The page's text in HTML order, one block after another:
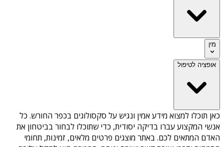
מין
אופציה לטיפול
כאן תוכלו למצוא מידע אמין ונגיש על סקסולוגים בכפר החורש. כל
אנשי המקצוע עברו בדיקה יסודית, כדי שתוכלו לבחור בביטחון את
האדם המתאים לכם. באתר מוצגים פרטים מלאים, זמינות, תחומי